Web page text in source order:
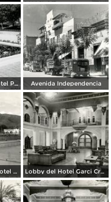
Alberca playa del Hotel Peñafiel Avenida Independencia
Playa (alberca) del Hotel Garci Crespo Lobby del Hotel Garci Crespo